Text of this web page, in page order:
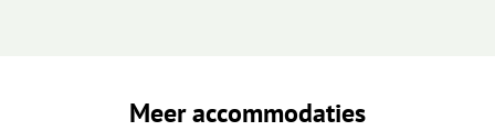
Meer accommodaties